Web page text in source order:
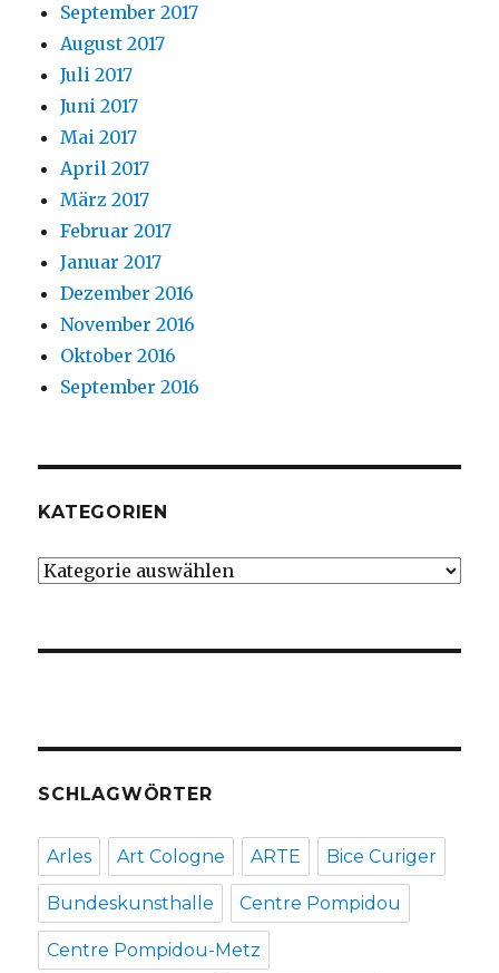
September 2017
August 2017
Juli 2017
Juni 2017
Mai 2017
April 2017
März 2017
Februar 2017
Januar 2017
Dezember 2016
November 2016
Oktober 2016
September 2016
KATEGORIEN
Kategorien
SCHLAGWÖRTER
Arles Art Cologne ARTE Bice Curiger
Bundeskunsthalle Centre Pompidou
Centre Pompidou-Metz